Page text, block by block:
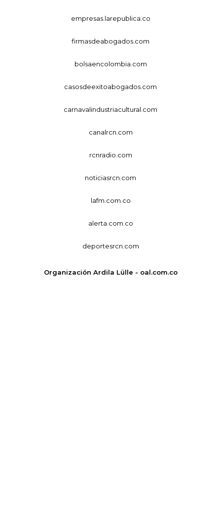
empresas.larepublica.co
firmasdeabogados.com
bolsaencolombia.com
casosdeexitoabogados.com
carnavalindustriacultural.com
canalrcn.com
rcnradio.com
noticiasrcn.com
lafm.com.co
alerta.com.co
deportesrcn.com
Organización Ardila Lülle - oal.com.co